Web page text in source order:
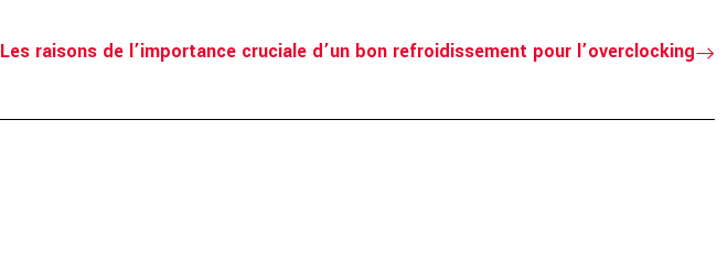
Les raisons de l’importance cruciale d’un bon refroidissement pour l’overclocking